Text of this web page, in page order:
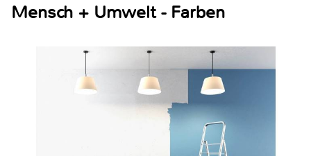
Mensch + Umwelt - Farben